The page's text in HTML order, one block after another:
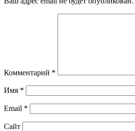
Комментарий *
Имя *
Email *
Сайт